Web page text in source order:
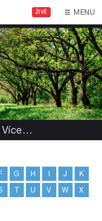
ŽIVĚ MENU
Více…
G H I J
K
T U V W
X